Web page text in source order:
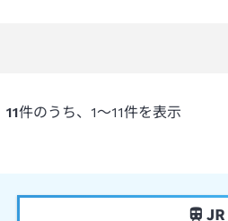
11件のうち、 1～11件を表示